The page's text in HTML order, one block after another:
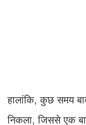
हालांकि, कुछ समय
निकला, जिससे एक